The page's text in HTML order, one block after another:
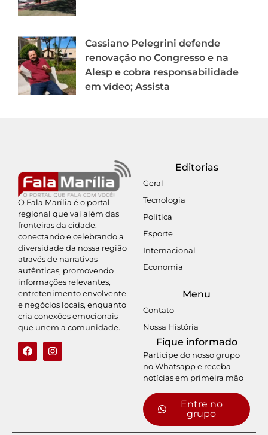
Cassiano Pelegrini defende
renovação no Congresso e na
Alesp e cobra responsabilidade
em vídeo; Assista
O Fala Marília é o portal
regional que vai além das
fronteiras da cidade,
conectando e celebrando a
diversidade da nossa região
através de narrativas
autênticas, promovendo
informações relevantes,
entretenimento envolvente
e negócios locais, enquanto
cria conexões emocionais
que unem a comunidade.
Editorias
Geral
Tecnologia
Política
Esporte
Internacional
Economia
Menu
Contato
Nossa História
Fique informado
Participe do nosso grupo
no Whatsapp e receba
notícias em primeira mão
Entre no
grupo